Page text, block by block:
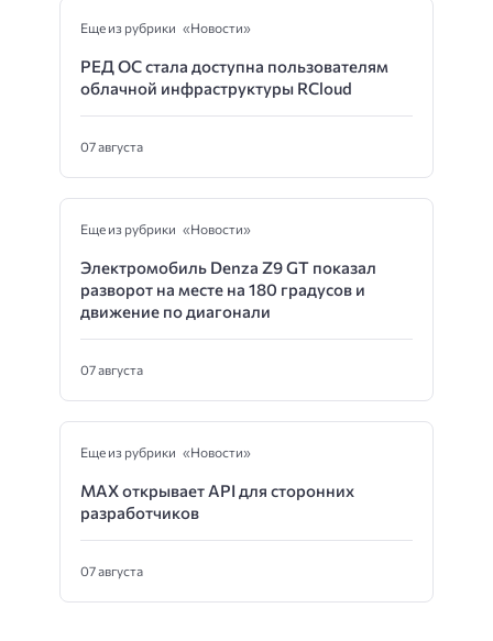
Еще из рубрики «Новости»
РЕД ОС стала доступна пользователям
облачной инфраструктуры RCloud
07 августа
Еще из рубрики «Новости»
Электромобиль Denza Z9 GT показал
разворот на месте на 180 градусов и
движение по диагонали
07 августа
Еще из рубрики «Новости»
MAX открывает API для сторонних
разработчиков
07 августа